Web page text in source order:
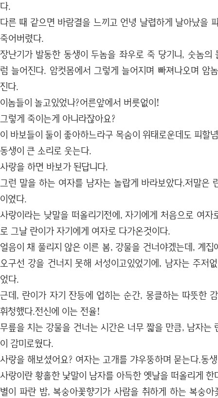
다.
다른 때 같으면 바람결을 느끼고 언녕 날렵하게 날아났을
죽어버렸다.
장난기가 발동한 동생이 두놈을 좌우로 죽 당기니, 숫놈의
럼 늘어진다. 암컷몸에서 그렇게 늘어지며 빠져나오며 암
진다.
이놈들이 놀고있었나?어른앞에서 버릇없이!
그렇게 죽이는게 아니라잖아요?
이 바보들이 둘이 좋아하느라구 목숨이 위태로운데도 피할
동생이 큰 소리로 웃는다.
사랑을 하면 바보가 된답니다.
그런 말을 하는 여자를 남자는 놀랍게 바라보았다.저말은
이였다.
사랑이라는 낮말을 떠올리기전에, 자기에게 처음으로 여
로 그날 란이가 자기에게 여자로 다가온것이다.
얼음이 채 풀리지 않은 이른 봄, 강물을 건너야겠는데, 계집
오구선 강을 건너지 못해 서성이고있었기에, 남자는 주저
었다.
근데, 란이가 자기 잔등에 업히는 순간, 몽클하는 따뜻한
휘청했다.전신에 이는 전율!
무릎을 치는 강물을 건너는 시간은 너무 짧을 만큼, 남자는
이 감미로웠다.
사랑을 해보셨어요? 여자는 고개를 갸우뚱하며 묻는다.동
사랑이란 황홀한 낯말이 남자를 아득한 옛날을 떠올리게 한
별이 파란 밤, 복숭아꽃향기가 사람을 취하게 하는 복숭아